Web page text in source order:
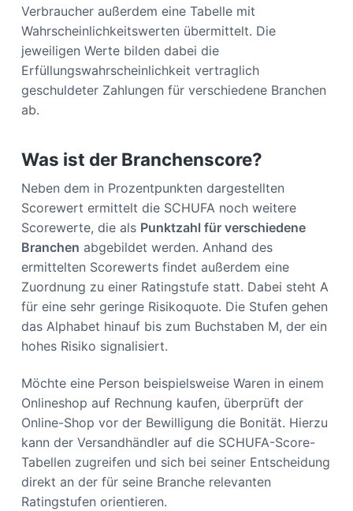
Verbraucher außerdem eine Tabelle mit
Wahrscheinlichkeitswerten übermittelt. Die
jeweiligen Werte bilden dabei die
Erfüllungswahrscheinlichkeit vertraglich
geschuldeter Zahlungen für verschiedene Branchen
ab.
Was ist der Branchenscore?
Neben dem in Prozentpunkten dargestellten
Scorewert ermittelt die SCHUFA noch weitere
Scorewerte, die als Punktzahl für verschiedene
Branchen abgebildet werden. Anhand des
ermittelten Scorewerts findet außerdem eine
Zuordnung zu einer Ratingstufe statt. Dabei steht A
für eine sehr geringe Risikoquote. Die Stufen gehen
das Alphabet hinauf bis zum Buchstaben M, der ein
hohes Risiko signalisiert.
Möchte eine Person beispielsweise Waren in einem
Onlineshop auf Rechnung kaufen, überprüft der
Online-Shop vor der Bewilligung die Bonität. Hierzu
kann der Versandhändler auf die SCHUFA-Score-
Tabellen zugreifen und sich bei seiner Entscheidung
direkt an der für seine Branche relevanten
Ratingstufen orientieren.